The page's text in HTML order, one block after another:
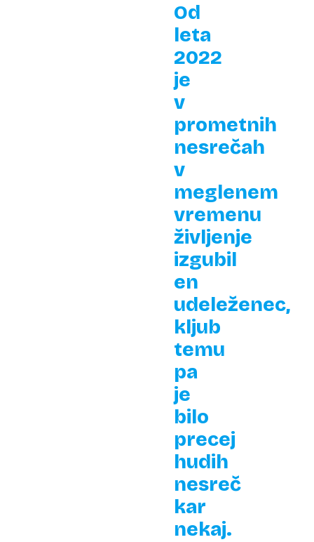
Od
leta
2022
je
v
prometnih
nesrečah
v
meglenem
vremenu
življenje
izgubil
en
udeleženec,
kljub
temu
pa
je
bilo
precej
hudih
nesreč
kar
nekaj.